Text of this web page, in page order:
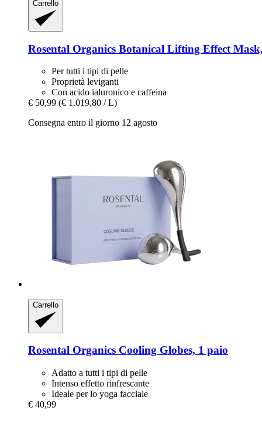
Carrello
Rosental Organics Botanical Lifting Effect
Per tutti i tipi di pelle
Proprietà leviganti
Con acido ialuronico e caffeina
€ 50,99 (€ 1.019,80 / L)
Consegna entro il giorno 12 agosto
Carrello
Rosental Organics Cooling Globes, 1 paio
Adatto a tutti i tipi di pelle
Intenso effetto rinfrescante
Ideale per lo yoga facciale
€ 40,99